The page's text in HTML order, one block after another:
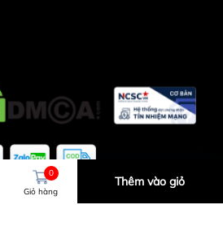
0
Giỏ hàng
Thêm vào giỏ